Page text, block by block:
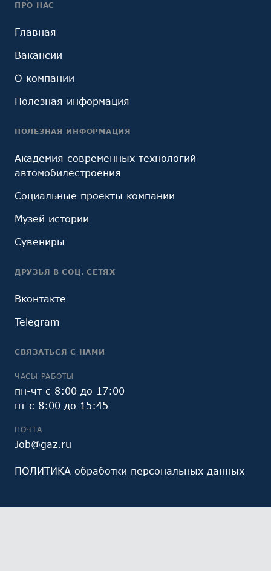
ПРО НАС
Главная
Вакансии
О компании
Полезная информация
ПОЛЕЗНАЯ ИНФОРМАЦИЯ
Академия современных технологий
автомобилестроения
Социальные проекты компании
Музей истории
Сувениры
ДРУЗЬЯ В СОЦ. СЕТЯХ
Вконтакте
Telegram
СВЯЗАТЬСЯ С НАМИ
ЧАСЫ РАБОТЫ
пн-чт с 8:00 до 17:00
пт с 8:00 до 15:45
ПОЧТА
Job@gaz.ru
ПОЛИТИКА обработки персональных данных